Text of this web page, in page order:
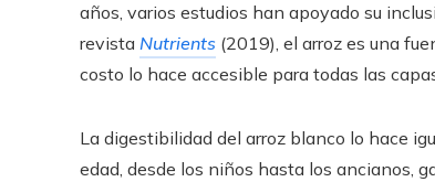
años, varios estudios han apoyado su
revista Nutrients (2019), el arroz es una
costo lo hace accesible para todas las
La digestibilidad del arroz blanco lo hace
edad, desde los niños hasta los ancianos,